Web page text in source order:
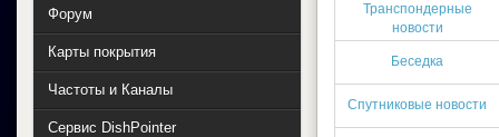
Транспондерные
новости
Беседка
Спутниковые новости
Форум
Карты покрытия
Частоты и Каналы
Сервис DishPointer